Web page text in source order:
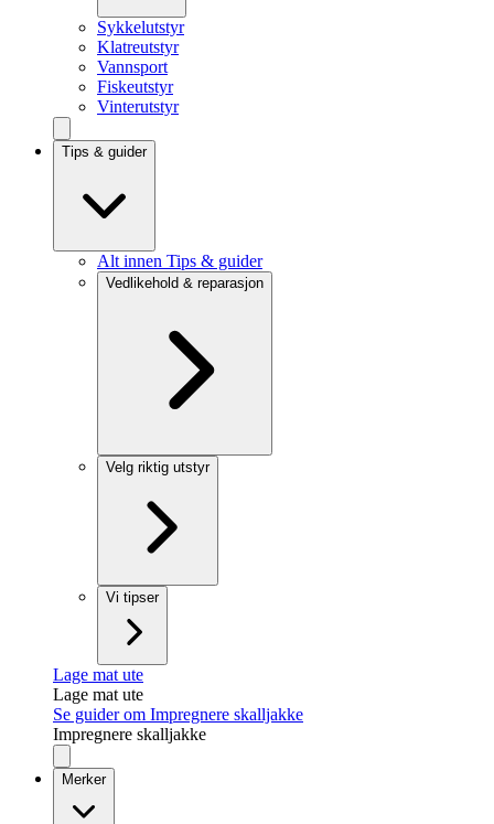
Sykkelutstyr
Klatreutstyr
Vannsport
Fiskeutstyr
Vinterutstyr
Tips & guider
Alt innen Tips & guider
Vedlikehold & reparasjon
Velg riktig utstyr
Vi tipser
Lage mat ute
Lage mat ute
Se guider om Impregnere skalljakke
Impregnere skalljakke
Merker